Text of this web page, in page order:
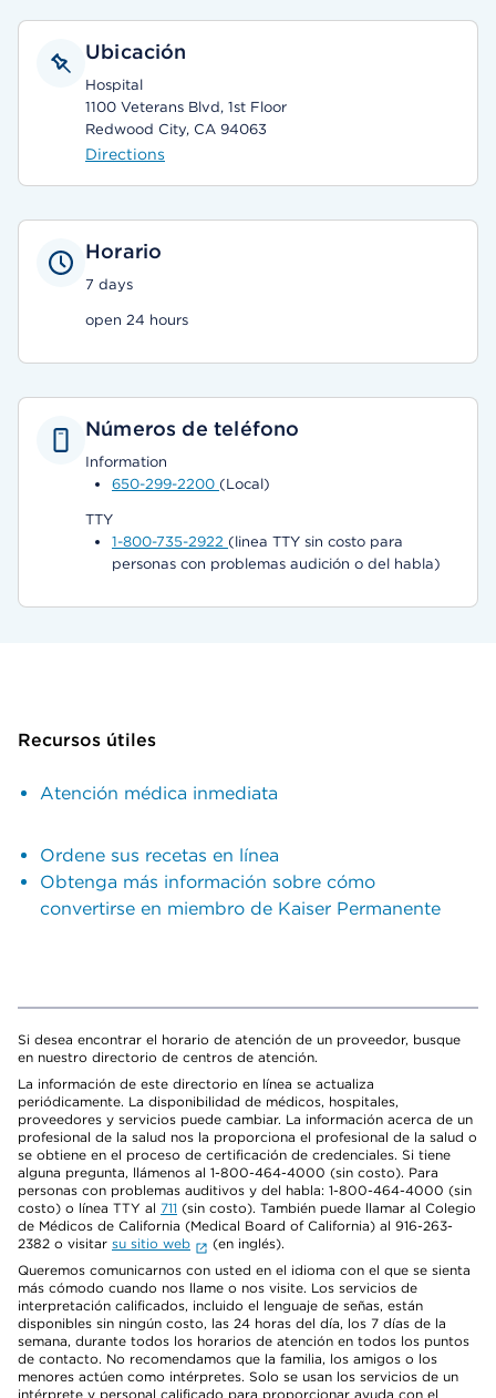
Ubicación
Hospital
1100 Veterans Blvd, 1st Floor
Redwood City, CA 94063
Directions
Horario
7 days
open 24 hours
Números de teléfono
Information
650-299-2200 (Local)
TTY
1-800-735-2922 (linea TTY sin costo para
personas con problemas audición o del habla)
Recursos útiles
Atención médica inmediata
Ordene sus recetas en línea
Obtenga más información sobre cómo
convertirse en miembro de Kaiser Permanente
Si desea encontrar el horario de atención de un proveedor, busque
en nuestro directorio de centros de atención.
La información de este directorio en línea se actualiza
periódicamente. La disponibilidad de médicos, hospitales,
proveedores y servicios puede cambiar. La información acerca de un
profesional de la salud nos la proporciona el profesional de la salud o
se obtiene en el proceso de certificación de credenciales. Si tiene
alguna pregunta, llámenos al 1-800-464-4000 (sin costo). Para
personas con problemas auditivos y del habla: 1-800-464-4000 (sin
costo) o línea TTY al 711 (sin costo). También puede llamar al Colegio
de Médicos de California (Medical Board of California) al 916-263-
2382 o visitar su sitio web
(en inglés).
Queremos comunicarnos con usted en el idioma con el que se sienta
más cómodo cuando nos llame o nos visite. Los servicios de
interpretación calificados, incluido el lenguaje de señas, están
disponibles sin ningún costo, las 24 horas del día, los 7 días de la
semana, durante todos los horarios de atención en todos los puntos
de contacto. No recomendamos que la familia, los amigos o los
menores actúen como intérpretes. Solo se usan los servicios de un
intérprete y personal calificado para proporcionar ayuda con el